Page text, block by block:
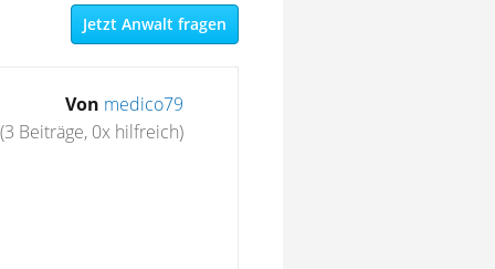
Jetzt Anwalt fragen
Von medico79
(3 Beiträge, 0x hilfreich)